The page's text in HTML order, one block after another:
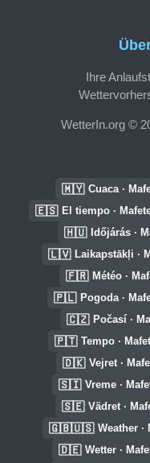
Ihre
WetterIn.org ©
🇲🇾 Cuaca ·
🇪🇸 El tiempo ·
🇭🇺 Időjárás ·
🇱🇻 Laikapstākļi ·
🇫🇷 Météo ·
🇵🇱 Pogoda ·
🇨🇿 Počasí ·
🇵🇹 Tempo ·
🇩🇰 Vejret ·
🇸🇮 Vreme ·
🇸🇪 Vädret ·
🇬🇧🇺🇸 Weather ·
🇩🇪 Wetter ·